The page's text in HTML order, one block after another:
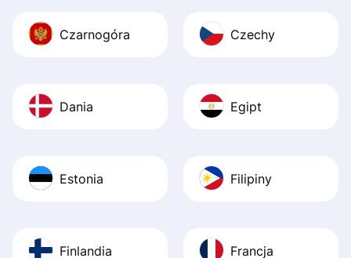
Czarnogóra Czechy
Dania Egipt
Estonia Filipiny
Finlandia Francja